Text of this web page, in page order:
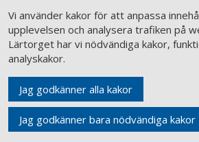
Vi använder kakor för att anpassa
upplevelsen och analysera trafiken på
Lärtorget har vi nödvändiga kakor,
analyskakor.
Jag godkänner alla kakor
Jag godkänner bara nödvändiga kakor